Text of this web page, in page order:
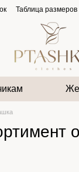
Таблица размеров